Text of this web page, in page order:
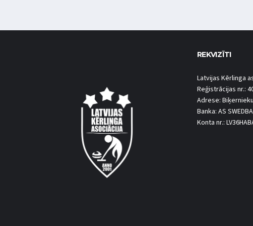
REKVIZĪTI
Latvijas Kērlinga
Reģistrācijas nr.:
Adrese:
Banka: AS
Konta nr.: